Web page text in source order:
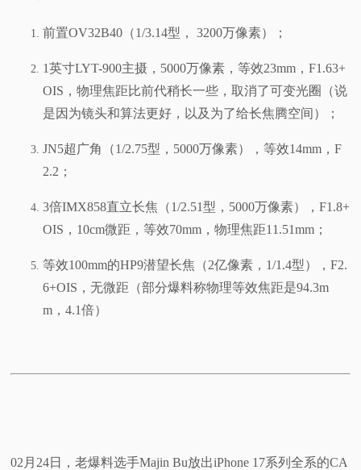
前置OV32B40（1/3.14型， 3200万像素）；
1英寸LYT-900主摄，5000万像素，等效23mm，F1.63+
OIS，物理焦距比前代稍长一些，取消了可变光圈（说
是因为镜头和算法更好，以及为了给长焦腾空间）；
JN5超广角（1/2.75型，5000万像素），等效14mm，F
2.2；
3倍IMX858直立长焦（1/2.51型，5000万像素），F1.8+
OIS，10cm微距，等效70mm，物理焦距11.51mm；
等效100mm的HP9潜望长焦（2亿像素，1/1.4型），F2.
6+OIS，无微距（部分爆料称物理等效焦距是94.3m
m，4.1倍）
02月24日，老爆料选手Majin Bu放出iPhone 17系列全系的CA